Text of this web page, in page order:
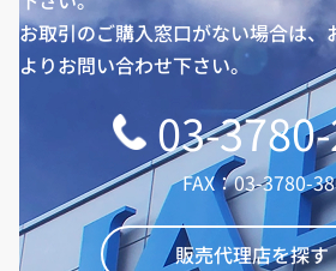
お取引のご購入窓口がない場合は、
よりお問い合わせ下さい。
03-
FAX：03-3780-
販売代理店を探す